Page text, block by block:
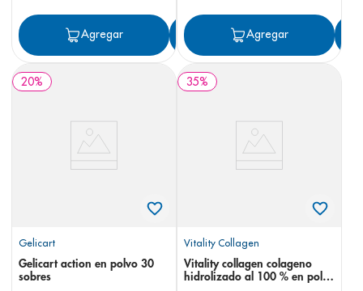
Agregar Agregar
Agregar
20%
Gelicart
Gelicart action en polvo 30
sobres
35%
Vitality Collagen
Vitality collagen colageno
hidrolizado al 100 % en polvo